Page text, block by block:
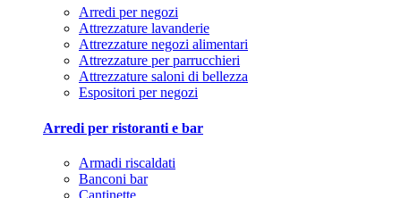
Arredi per negozi
Attrezzature lavanderie
Attrezzature negozi alimentari
Attrezzature per parrucchieri
Attrezzature saloni di bellezza
Espositori per negozi
Arredi per ristoranti e bar
Armadi riscaldati
Banconi bar
Cantinette